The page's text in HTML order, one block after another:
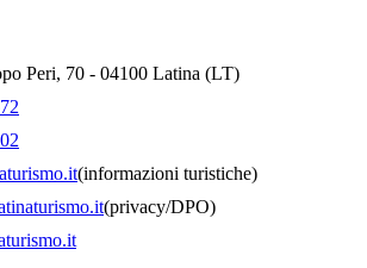
Peri, 70 - 04100 Latina (LT)
(informazioni turistiche)
(privacy/DPO)